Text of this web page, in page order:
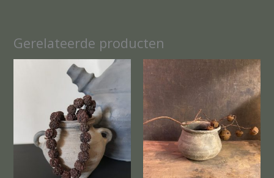
Gerelateerde producten